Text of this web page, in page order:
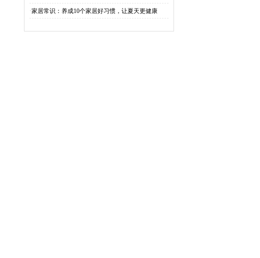
·家居常识：养成10个家居好习惯，让夏天更健康